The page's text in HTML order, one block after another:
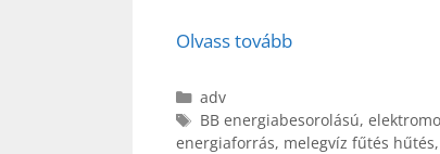
Olvass tovább
Kategória
adv
Címkék
BB energiabesorolású,
energiaforrás, melegvíz fűtés hűtés,